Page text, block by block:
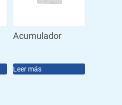
Acumulador
Leer más